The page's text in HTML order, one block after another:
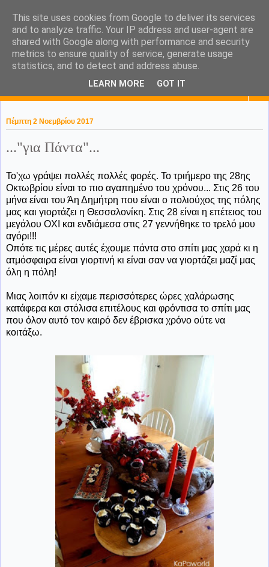
KaPa. Me without you...tea
without a biscuit!
Πέμπτη 2 Νοεμβρίου 2017
..."για Πάντα"...
Το'χω γράψει πολλές πολλές φορές. Το τριήμερο της 28ης
Οκτωβρίου είναι το πιο αγαπημένο του χρόνου... Στις 26 του
μήνα είναι του Άη Δημήτρη που είναι ο πολιούχος της πόλης
μας και γιορτάζει η Θεσσαλονίκη. Στις 28 είναι η επέτειος του
μεγάλου ΟΧΙ και ενδιάμεσα στις 27 γεννήθηκε το τρελό μου
αγόρι!!!
Οπότε τις μέρες αυτές έχουμε πάντα στο σπίτι μας χαρά κι η
ατμόσφαιρα είναι γιορτινή κι είναι σαν να γιορτάζει μαζί μας
όλη η πόλη!
Μιας λοιπόν κι είχαμε περισσότερες ώρες χαλάρωσης
κατάφερα και στόλισα επιτέλους και φρόντισα το σπίτι μας
που όλον αυτό τον καιρό δεν έβρισκα χρόνο ούτε να
κοιτάξω.
This site uses cookies from Google to deliver its services
and to analyze traffic. Your IP address and user-agent are
shared with Google along with performance and security
metrics to ensure quality of service, generate usage
statistics, and to detect and address abuse.
LEARN MORE GOT IT